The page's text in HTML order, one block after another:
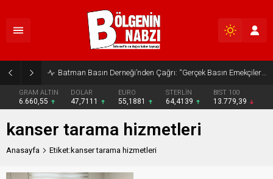
Batman Basın Derneği’nden Çağrı: “Gerçek Basın Emekçileri Desteklenmeli”
GRAM ALTIN
6.660,55
DOLAR
47,7111
EURO
55,1881
STERLİN
64,4139
BIST 100
13.779,39
kanser tarama hizmetleri
Anasayfa Etiket:kanser tarama hizmetleri